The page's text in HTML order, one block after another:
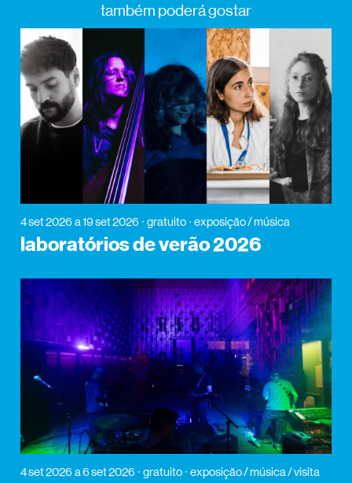
também poderá gostar
4 set 2026 a 19 set 2026 gratuito exposição / música
laboratórios de verão 2026
4 set 2026 a 6 set 2026 gratuito
exposição / música / visita